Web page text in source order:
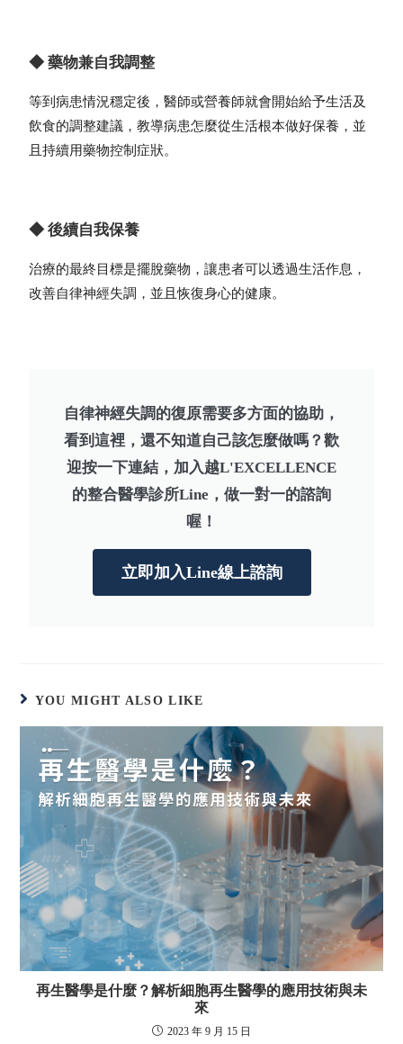
◆ 藥物兼自我調整
等到病患情況穩定後，醫師或營養師就會開始給予生活及
飲食的調整建議，教導病患怎麼從生活根本做好保養，並
且持續用藥物控制症狀。
◆ 後續自我保養
治療的最終目標是擺脫藥物，讓患者可以透過生活作息，
改善自律神經失調，並且恢復身心的健康。
自律神經失調的復原需要多方面的協助，
看到這裡，還不知道自己該怎麼做嗎？歡
迎按一下連結，加入越L'EXCELLENCE
的整合醫學診所Line，做一對一的諮詢
喔！
立即加入Line線上諮詢
YOU MIGHT ALSO LIKE
再生醫學是什麼？解析細胞再生醫學的應用技術與未
來
2023 年 9 月 15 日